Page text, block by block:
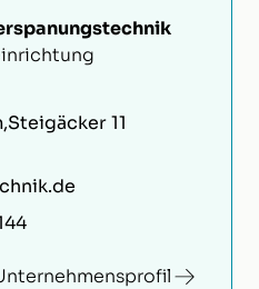
,Steigäcker 11